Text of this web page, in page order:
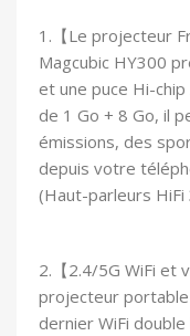
1.【Le projecteur
Magcubic HY300
et une puce Hi-chip
de 1 Go + 8 Go, il
émissions, des
depuis votre
(Haut-parleurs
2.【2.4/5G WiFi et
projecteur
dernier WiFi